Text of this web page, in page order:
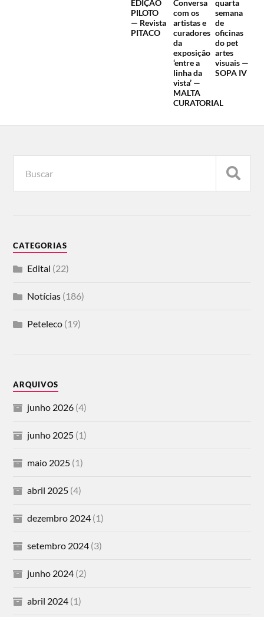
EDIÇÃO
PILOTO
— Revista
PITACO
Conversa
com os
artistas e
curadores
da
exposição
‘entre a
linha da
vista’ —
MALTA
CURATORIAL
quarta
semana
de
oficinas
do pet
artes
visuais —
SOPA IV
CATEGORIAS
Edital (22)
Notícias (186)
Peteleco (19)
ARQUIVOS
junho 2026 (4)
junho 2025 (1)
maio 2025 (1)
abril 2025 (4)
dezembro 2024 (1)
setembro 2024 (3)
junho 2024 (2)
abril 2024 (1)